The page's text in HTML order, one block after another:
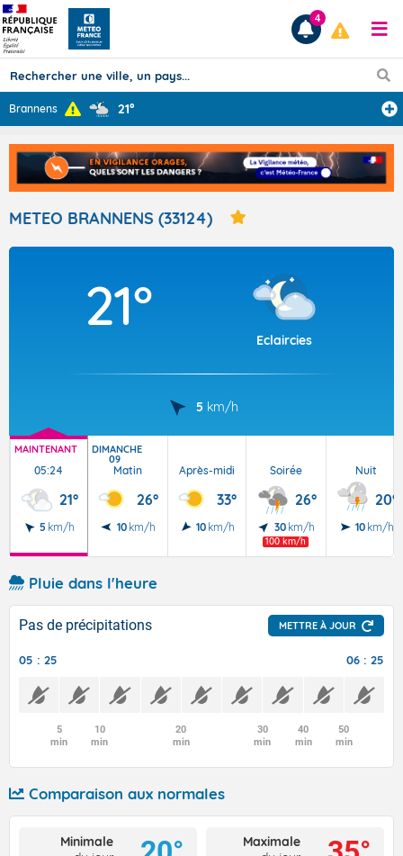
Prévisions
TOUS LES RÉSULTATS
Articles
4
Brannens 21°
METEO BRANNENS (33124)
21°
Eclaircies
5 km/h
MAINTENANT
05:24
21°
5 km/h
DIMANCHE
09
Matin
26°
10 km/h
Après-midi
33°
10 km/h
Soirée
26°
30 km/h
100 km/h
Nuit
20°
10 km/h
Pluie dans l'heure
Pas de précipitations METTRE À JOUR
05 : 25 06 : 25
5
min
10
min
20
min
30
min
40
min
50
min
Comparaison aux normales
Minimale
Maximale